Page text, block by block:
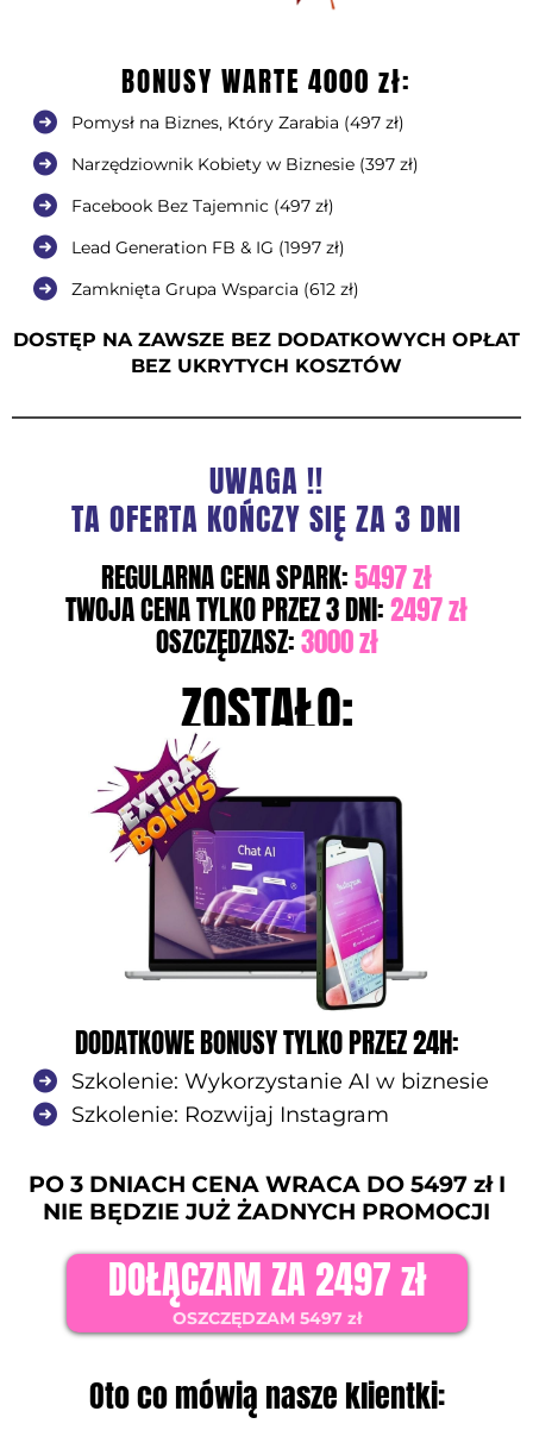
BONUSY WARTE 4000 zł:
Pomysł na Biznes, Który Zarabia (497 zł)
Narzędziownik Kobiety w Biznesie (397 zł)
Facebook Bez Tajemnic (497 zł)
Lead Generation FB & IG (1997 zł)
Zamknięta Grupa Wsparcia (612 zł)
DOSTĘP NA ZAWSZE BEZ DODATKOWYCH OPŁAT
BEZ UKRYTYCH KOSZTÓW
UWAGA !!
TA OFERTA KOŃCZY SIĘ ZA 3 DNI
REGULARNA CENA SPARK:5497 zł
TWOJA CENA TYLKO PRZEZ 3 DNI:2497 zł
OSZCZĘDZASZ:3000 zł
ZOSTAŁO:
DODATKOWE BONUSY TYLKO PRZEZ 24H:
Szkolenie: Wykorzystanie AI w biznesie
Szkolenie: Rozwijaj Instagram
PO 3 DNIACH CENA WRACA DO 5497 zł I
NIE BĘDZIE JUŻ ŻADNYCH PROMOCJI
DOŁĄCZAM ZA 2497 zł
OSZCZĘDZAM 5497 zł
Oto co mówią nasze klientki: